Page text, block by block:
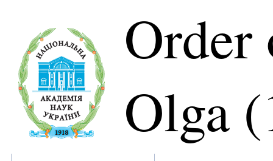
Order
Olga